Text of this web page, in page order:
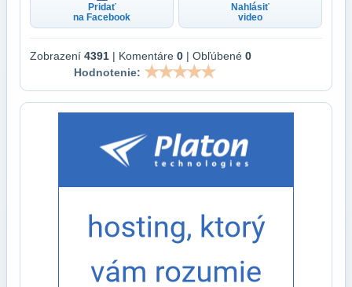
Pridať
na Facebook
Nahlásiť
video
Zobrazení 4391 | Komentáre 0 | Obľúbené 0
Hodnotenie: